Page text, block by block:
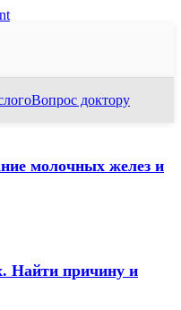
Вопрос доктору
молочных желез и
Найти причину и